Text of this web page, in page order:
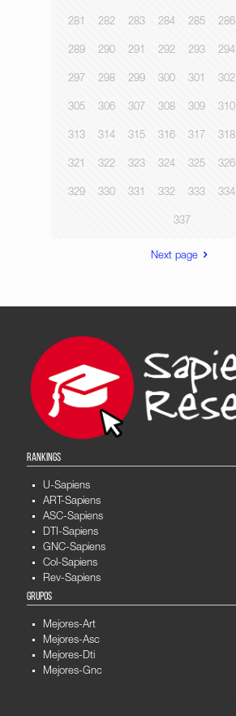
281 282 283 284 285 286
289 290 291 292 293 294
297 298 299 300 301 302
305 306 307 308 309 310
313 314 315 316 317 318
321 322 323 324 325 326
329 330 331 332 333 334
337
Next page
RANKINGS
U-Sapiens
ART-Sapiens
ASC-Sapiens
DTI-Sapiens
GNC-Sapiens
Col-Sapiens
Rev-Sapiens
GRUPOS
Mejores-Art
Mejores-Asc
Mejores-Dti
Mejores-Gnc